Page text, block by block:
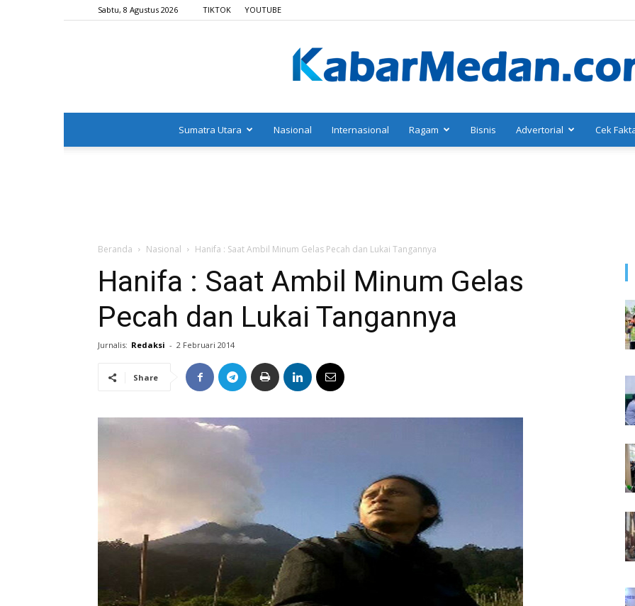
Sabtu, 8 Agustus 2026 TIKTOK YOUTUBE
Sumatra Utara Nasional Internasional Ragam Bisnis Advertorial Cek
Beranda Nasional Hanifa : Saat Ambil Minum Gelas Pecah dan Lukai Tangannya
Hanifa : Saat Ambil Minum Gelas
Pecah dan Lukai Tangannya
Jurnalis: Redaksi - 2 Februari 2014
Share